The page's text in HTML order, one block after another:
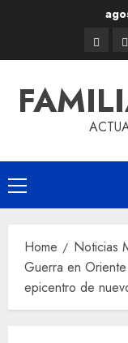
Home
Noticias
Guerra en
epicentro de